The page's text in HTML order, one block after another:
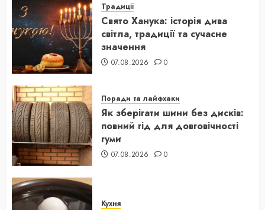
Традиції
Свято Ханука: історія дива
світла, традиції та сучасне
значення
07.08.2026 0
Поради та лайфхаки
Як зберігати шини без дисків:
повний гід для довговічності
гуми
07.08.2026 0
Кухня